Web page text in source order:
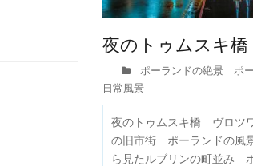
夜のトゥムスキ
ポーランドの絶景 ポ
日常風景
夜のトゥムスキ橋 ヴロツ
の旧市街 ポーランドの風
ら見たルブリンの町並み